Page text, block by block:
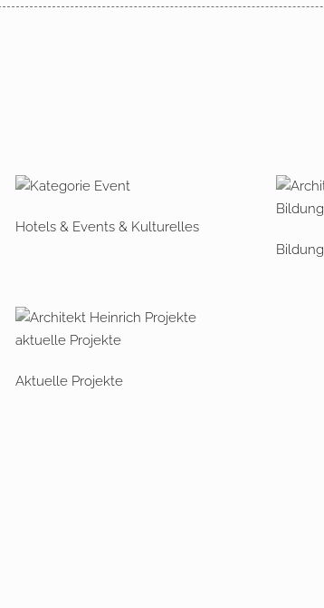
Hotels & Events & Kulturelles
Bildung
Aktuelle Projekte